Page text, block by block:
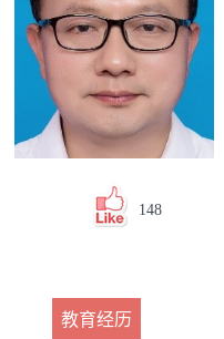
148
教育经历